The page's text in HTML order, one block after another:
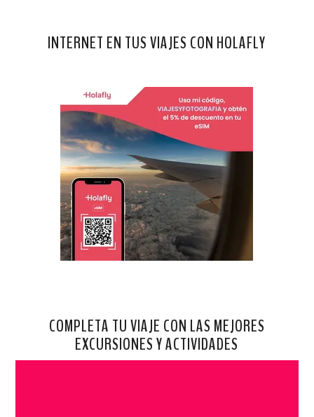
INTERNET EN TUS VIAJES CON HOLAFLY
COMPLETA TU VIAJE CON LAS MEJORES
EXCURSIONES Y ACTIVIDADES